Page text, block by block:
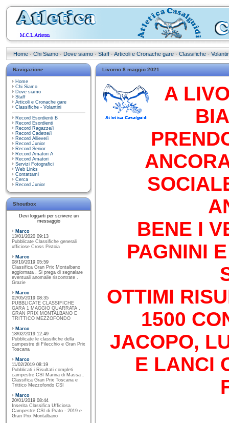
Home · Chi Siamo · Dove siamo · Staff · Articoli e Cronache gare · Classifiche -
Navigazione
Home
Chi Siamo
Dove siamo
Staff
Articoli e Cronache gare
Classifiche - Volantini
Record Esordienti B
Record Esordienti
Record Ragazze/i
Record Cadette/i
Record Allieve/i
Record Junior
Record Senior
Record Amatori A
Record Amatori
Servizi Fotografici
Web Links
Contattami
Cerca
Record Junior
Shoutbox
Devi loggarti per scrivere un
messaggio
Marco
13/01/2020 09:13
Pubblicate Classifiche generali
ufficiose Cross Pistoia
Marco
08/10/2019 05:59
Classifica Gran Prix Montalbano
aggiornata . Si prega di segnalare
eventuali anomalie riscontrate .
Grazie
Marco
02/05/2019 08:35
PUBBLICATE CLASSIFICHE
GARA 1 MAGGIO QUARRATA ,
GRAN PRIX MONTALBANO E
TRITTICO MEZZOFONDO
Marco
18/02/2019 12:49
Pubblicate le classifiche della
campestre di Filecchio e Gran Prix
Toscana
Marco
11/02/2019 08:19
Pubblicati i Risultati completi
campestre CSI Marina di Massa ,
Classifica Gran Prix Toscana e
Trittico Mezzofondo CSI
Marco
20/01/2019 08:44
Inserita Classifica Ufficiosa
Campestre CSI di Prato - 2019 e
Gran Prix Montalbano
Livorno 8 maggio 2021
A
BENE I
PAGNINI
OTTIMI
1500
JACOPO,
E LANCI